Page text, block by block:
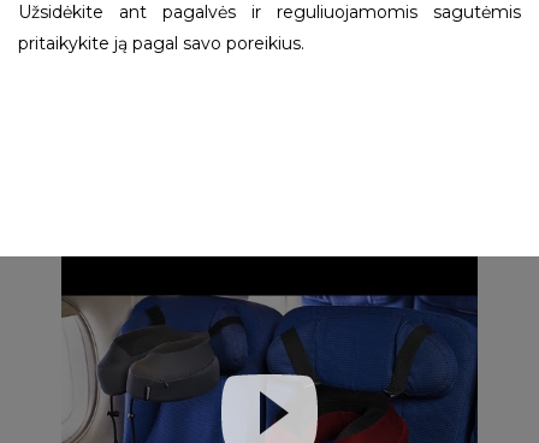
Užsidėkite ant pagalvės ir reguliuojamomis sagutėmis
pritaikykite ją pagal savo poreikius.